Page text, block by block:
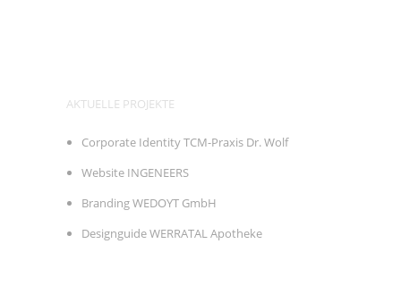
AKTUELLE PROJEKTE
Corporate Identity TCM-Praxis Dr. Wolf
Website INGENEERS
Branding WEDOYT GmbH
Designguide WERRATAL Apotheke